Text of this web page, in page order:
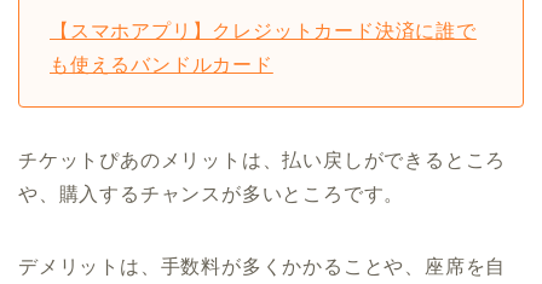
【スマホアプリ】クレジットカード決済に誰で
も使えるバンドルカード
チケットぴあのメリットは、払い戻しができるところ
や、購入するチャンスが多いところです。
デメリットは、手数料が多くかかることや、座席を自